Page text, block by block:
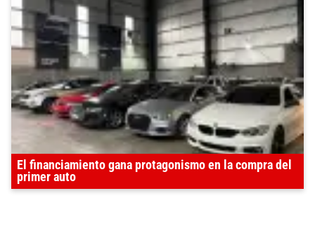
El financiamiento gana protagonismo en la compra del
primer auto